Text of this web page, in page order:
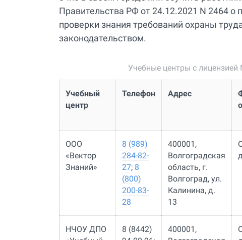
Правительства РФ от 24.12.2021 N 2464 о
проверки знания требований охраны
законодательством.
Учебные центры с
Учебный
центр
Телефон Адрес
ООО
«Вектор
Знаний»
8 (989)
284-82-
27; 8
(800)
200-83-
28
400001,
Волгоградская
область, г.
Волгоград, ул.
Калинина, д.
13
НЧОУ ДПО
8 (8442)
400001,